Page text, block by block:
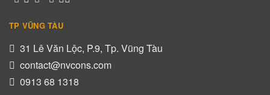
TP VŨNG TÀU
31 Lê Văn Lộc, P.9, Tp. Vũng Tàu
contact@nvcons.com
0913 68 1318